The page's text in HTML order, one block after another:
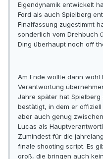
Eigendynamik entwickelt
Ford als auch Spielberg
Finalfassung zugestimmt
sonderlich vom Drehbuch
Ding überhaupt noch off
Am Ende wollte dann
Verantwortung
Jahre später hat
bestätigt, in dem er
aber auch genug
Lucas als
Zumindest für die
finale shooting script. Es
groß, die bringen auch